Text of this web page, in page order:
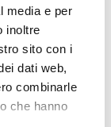
media e per
inoltre
sito con i
dati web,
combinarle
che hanno
2027
7X10